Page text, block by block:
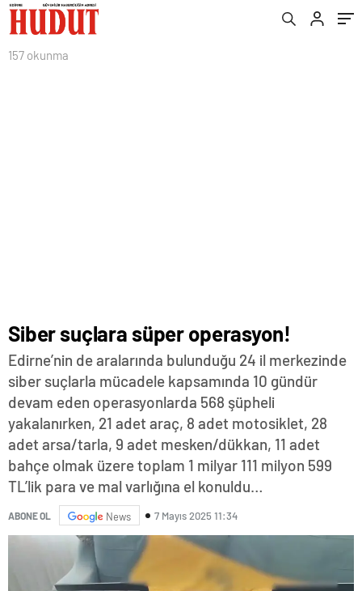
157 okunma
Siber suçlara süper operasyon!
Edirne’nin de aralarında bulunduğu 24 il merkezinde
siber suçlarla mücadele kapsamında 10 gündür
devam eden operasyonlarda 568 şüpheli
yakalanırken, 21 adet araç, 8 adet motosiklet, 28
adet arsa/tarla, 9 adet mesken/dükkan, 11 adet
bahçe olmak üzere toplam 1 milyar 111 milyon 599
TL’lik para ve mal varlığına el konuldu…
ABONE OL News 7 Mayıs 2025 11:34